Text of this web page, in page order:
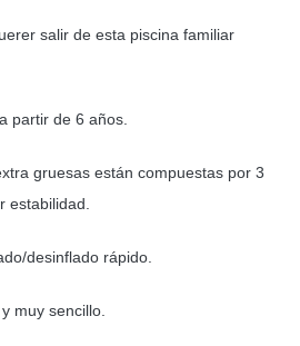
salir de esta piscina familiar
partir de 6 años.
gruesas están compuestas por 3
estabilidad.
desinflado rápido.
muy sencillo.